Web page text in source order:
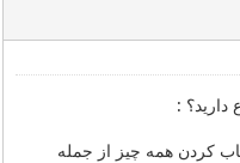
دارید؟ :
کردن همه چیز از جمله